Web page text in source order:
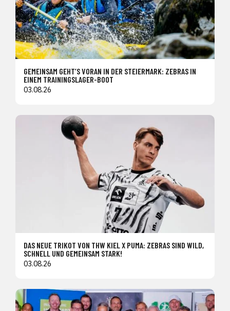
GEMEINSAM GEHT’S VORAN IN DER STEIERMARK: ZEBRAS IN
EINEM TRAININGSLAGER-BOOT
03.08.26
DAS NEUE TRIKOT VON THW KIEL X PUMA: ZEBRAS SIND WILD,
SCHNELL UND GEMEINSAM STARK!
03.08.26